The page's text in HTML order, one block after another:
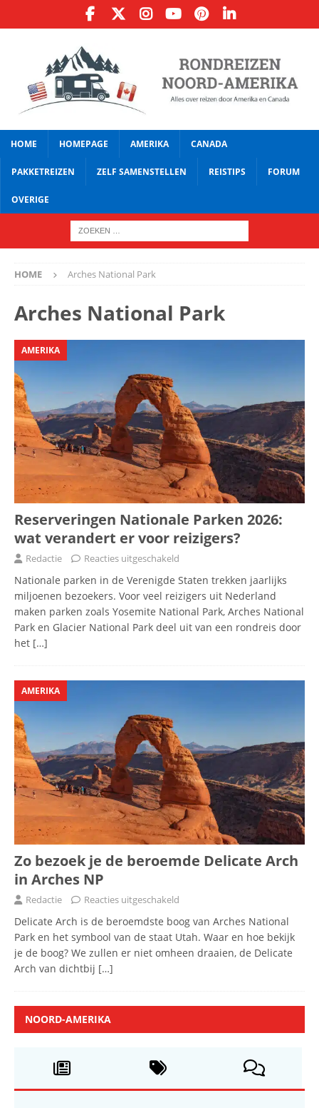
HOME HOMEPAGE AMERIKA CANADA
PAKKETREIZEN ZELF SAMENSTELLEN REISTIPS FORUM
OVERIGE
HOME Arches National Park
Arches National Park
AMERIKA
Reserveringen Nationale Parken 2026:
wat verandert er voor reizigers?
Redactie Reacties uitgeschakeld
Nationale parken in de Verenigde Staten trekken jaarlijks
miljoenen bezoekers. Voor veel reizigers uit Nederland
maken parken zoals Yosemite National Park, Arches National
Park en Glacier National Park deel uit van een rondreis door
het […]
AMERIKA
Zo bezoek je de beroemde Delicate Arch
in Arches NP
Redactie Reacties uitgeschakeld
Delicate Arch is de beroemdste boog van Arches National
Park en het symbool van de staat Utah. Waar en hoe bekijk
je de boog? We zullen er niet omheen draaien, de Delicate
Arch van dichtbij […]
NOORD-AMERIKA